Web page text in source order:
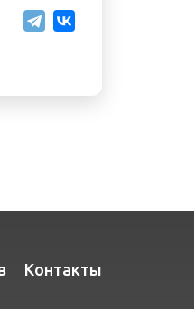
Контакты